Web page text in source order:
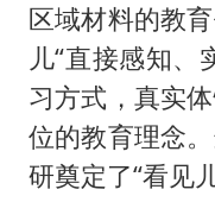
区域材料的教
儿“直接感知、
习方式，真实
位的教育理念
研奠定了“看见